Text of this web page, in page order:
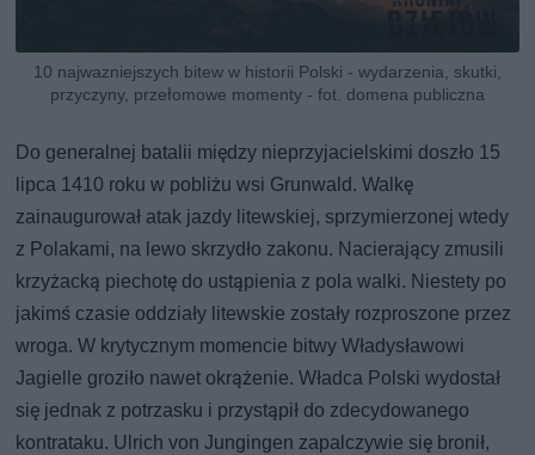
10 najwazniejszych bitew w historii Polski - wydarzenia, skutki,
przyczyny, przełomowe momenty - fot. domena publiczna
Do generalnej batalii między nieprzyjacielskimi doszło 15
lipca 1410 roku w pobliżu wsi Grunwald. Walkę
zainaugurował atak jazdy litewskiej, sprzymierzonej wtedy
z Polakami, na lewo skrzydło zakonu. Nacierający zmusili
krzyżacką piechotę do ustąpienia z pola walki. Niestety po
jakimś czasie oddziały litewskie zostały rozproszone przez
wroga. W krytycznym momencie bitwy Władysławowi
Jagielle groziło nawet okrążenie. Władca Polski wydostał
się jednak z potrzasku i przystąpił do zdecydowanego
kontrataku. Ulrich von Jungingen zapalczywie się bronił,